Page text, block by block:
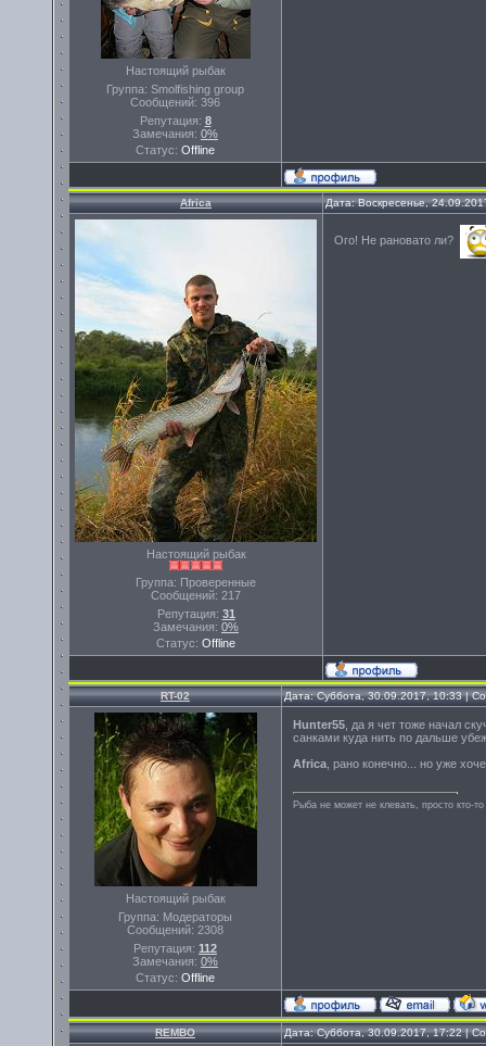
Настоящий рыбак
Группа: Smolfishing group
Сообщений: 396
Репутация: 8
Замечания: 0%
Статус: Offline
Africa Дата: Воскресенье,
Настоящий рыбак
Группа: Проверенные
Сообщений: 217
Репутация: 31
Замечания: 0%
Статус: Offline
Ого! Не рановато ли?
RT-02 Дата: Суббота, 30.09.2017, 10:33 |
Настоящий рыбак
Группа: Модераторы
Сообщений: 2308
Репутация: 112
Замечания: 0%
Статус: Offline
Hunter55 , да я чет тоже начал
санками куда нить по дальше
Africa , рано конечно... но уже
Рыба не может не клевать, просто кто-
REMBO Дата: Суббота, 30.09.2017, 17:22 |